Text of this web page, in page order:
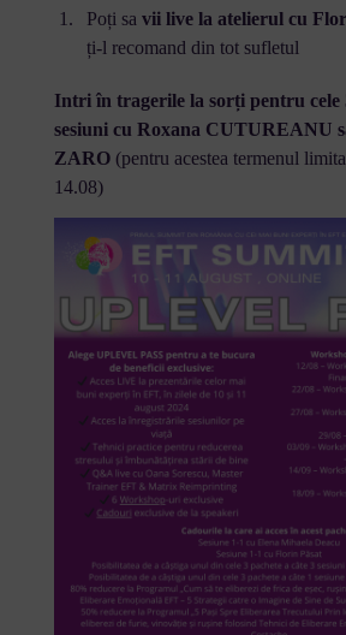
Poți sa vii live la atelierul cu
ți-l recomand din tot sufletul
Intri în tragerile la sorți pentru cele
sesiuni cu Roxana CUTUREANU
ZARO (pentru acestea termenul
14.08)